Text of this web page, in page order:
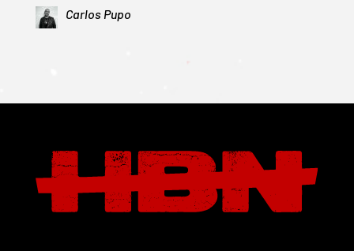
Carlos Pupo